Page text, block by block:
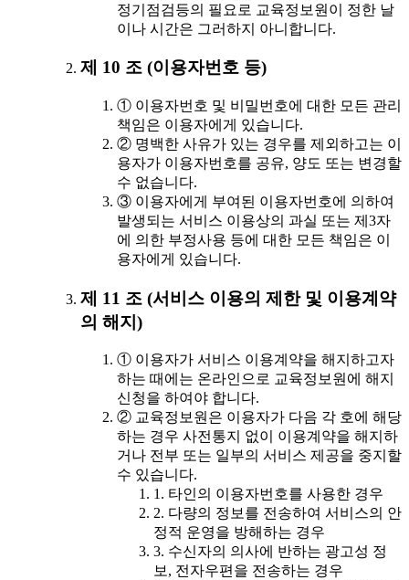
정기점검등의 필요로 교육정보원이 정한 날
이나 시간은 그러하지 아니합니다.
제 10 조 (이용자번호 등)
① 이용자번호 및 비밀번호에 대한 모든 관리
책임은 이용자에게 있습니다.
② 명백한 사유가 있는 경우를 제외하고는 이
용자가 이용자번호를 공유, 양도 또는 변경할
수 없습니다.
③ 이용자에게 부여된 이용자번호에 의하여
발생되는 서비스 이용상의 과실 또는 제3자
에 의한 부정사용 등에 대한 모든 책임은 이
용자에게 있습니다.
제 11 조 (서비스 이용의 제한 및 이용계약
의 해지)
① 이용자가 서비스 이용계약을 해지하고자
하는 때에는 온라인으로 교육정보원에 해지
신청을 하여야 합니다.
② 교육정보원은 이용자가 다음 각 호에 해당
하는 경우 사전통지 없이 이용계약을 해지하
거나 전부 또는 일부의 서비스 제공을 중지할
수 있습니다.
1. 타인의 이용자번호를 사용한 경우
2. 다량의 정보를 전송하여 서비스의 안
정적 운영을 방해하는 경우
3. 수신자의 의사에 반하는 광고성 정
보, 전자우편을 전송하는 경우